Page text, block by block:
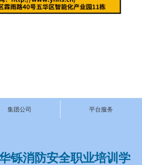
集团公司 平台服务
铄消防安全职业培训学